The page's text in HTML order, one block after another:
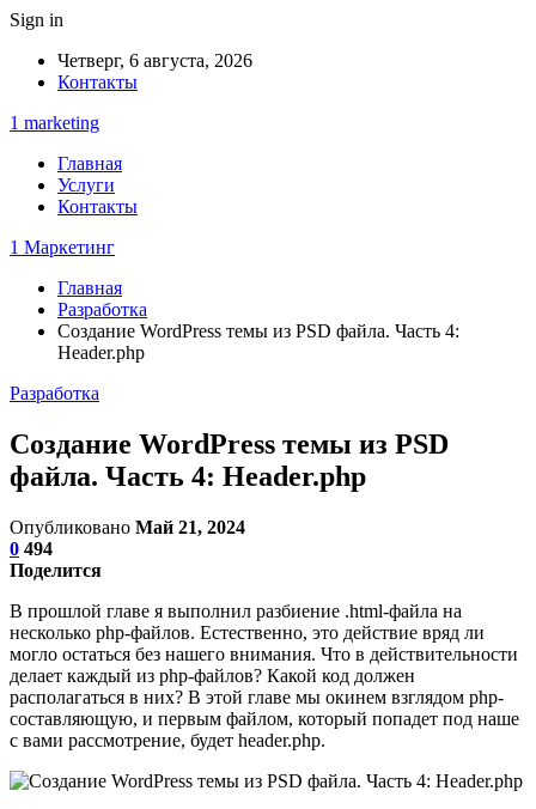
Sign in
Четверг, 6 августа, 2026
Контакты
1 marketing
Главная
Услуги
Контакты
1 Маркетинг
Главная
Разработка
Создание WordPress темы из PSD файла. Часть 4:
Header.php
Разработка
Создание WordPress темы из PSD
файла. Часть 4: Header.php
Опубликовано Май 21, 2024
0 494
Поделится
В прошлой главе я выполнил разбиение .html-файла на
несколько php-файлов. Естественно, это действие вряд ли
могло остаться без нашего внимания. Что в действительности
делает каждый из php-файлов? Какой код должен
располагаться в них? В этой главе мы окинем взглядом php-
составляющую, и первым файлом, который попадет под наше
с вами рассмотрение, будет header.php.